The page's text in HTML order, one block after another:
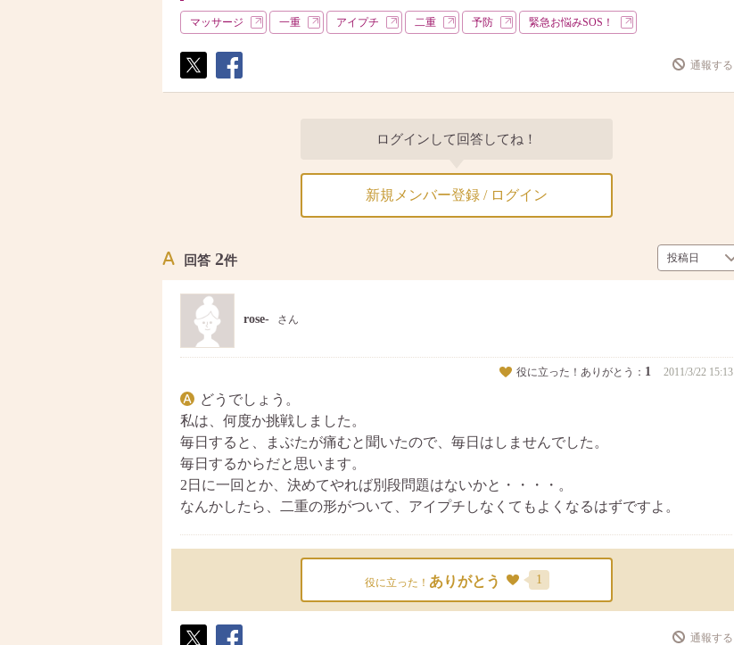
マッサージ 一重 アイプチ 二重 予防 緊急お悩みSOS！
ト
ア
通報する
ログインして回答してね！
新規メンバー登録 / ログイン
回答 2件
rose- さん
役に立った！ありがとう： 1 2011/3/22 15:13
どうでしょう。
私は、何度か挑戦しました。
毎日すると、まぶたが痛むと聞いたので、毎日はしませんでした。
毎日するからだと思います。
2日に一回とか、決めてやれば別段問題はないかと・・・・。
なんかしたら、二重の形がついて、アイプチしなくてもよくなるはずですよ。
役に立った！ ありがとう 1
通報する